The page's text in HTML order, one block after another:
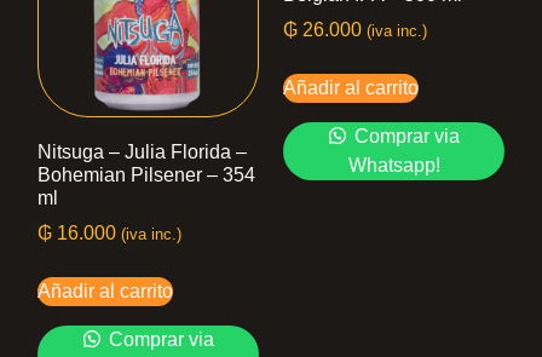
Nitsuga – Julia Florida –
Bohemian Pilsener – 354
ml
₲ 16.000 (iva inc.)
Añadir al carrito
Comprar via
₲ 26.000 (iva inc.)
Añadir al carrito
Comprar via
Whatsapp!